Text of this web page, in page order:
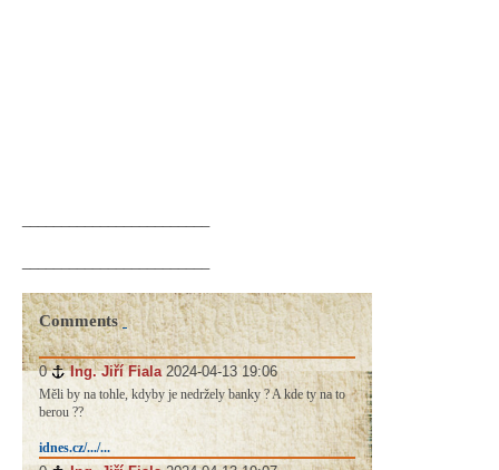
Comments
0 # Ing. Jiří Fiala 2024-04-13 19:06
Měli by na tohle, kdyby je nedržely banky ? A kde ty na to
berou ??
idnes.cz/.../...